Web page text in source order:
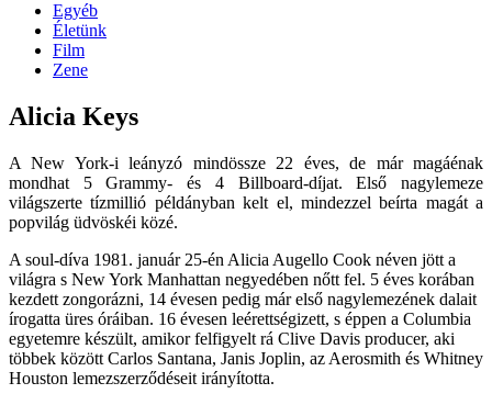
Egyéb
Életünk
Film
Zene
Alicia Keys
A New York-i leányzó mindössze 22 éves, de már magáénak
mondhat 5 Grammy- és 4 Billboard-díjat. Első nagylemeze
világszerte tízmillió példányban kelt el, mindezzel beírta magát a
popvilág üdvöskéi közé.
A soul-díva 1981. január 25-én Alicia Augello Cook néven jött a
világra s New York Manhattan negyedében nőtt fel. 5 éves korában
kezdett zongorázni, 14 évesen pedig már első nagylemezének dalait
írogatta üres óráiban. 16 évesen leérettségizett, s éppen a Columbia
egyetemre készült, amikor felfigyelt rá Clive Davis producer, aki
többek között Carlos Santana, Janis Joplin, az Aerosmith és Whitney
Houston lemezszerződéseit irányította.